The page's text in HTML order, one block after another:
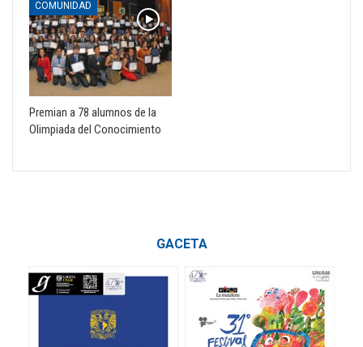
COMUNIDAD
Premian a 78 alumnos de la
Olimpiada del Conocimiento
GACETA